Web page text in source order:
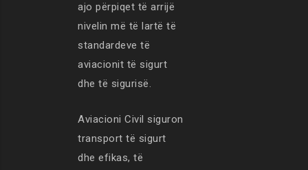
ajo përpiqet të arrijë
nivelin më të lartë të
standardeve të
aviacionit të sigurt
dhe të sigurisë.
Aviacioni Civil siguron
transport të sigurt
dhe efikas, të